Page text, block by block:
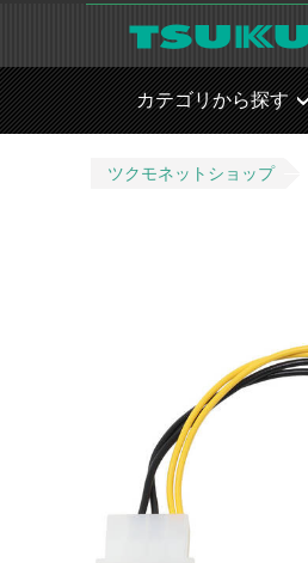
カテゴリから探す
ツクモネットショップ